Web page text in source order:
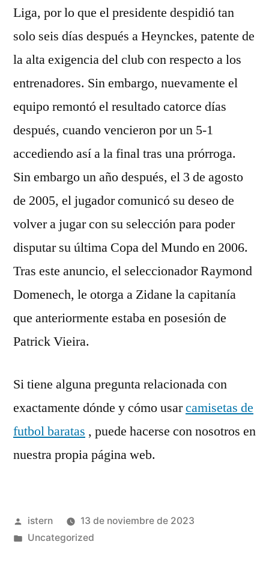
Liga, por lo que el presidente despidió tan
solo seis días después a Heynckes, patente de
la alta exigencia del club con respecto a los
entrenadores. Sin embargo, nuevamente el
equipo remontó el resultado catorce días
después, cuando vencieron por un 5-1
accediendo así a la final tras una prórroga.
Sin embargo un año después, el 3 de agosto
de 2005, el jugador comunicó su deseo de
volver a jugar con su selección para poder
disputar su última Copa del Mundo en 2006.
Tras este anuncio, el seleccionador Raymond
Domenech, le otorga a Zidane la capitanía
que anteriormente estaba en posesión de
Patrick Vieira.
Si tiene alguna pregunta relacionada con
exactamente dónde y cómo usarcamisetas de
futbol baratas , puede hacerse con nosotros en
nuestra propia página web.
Publicado
por
istern
13 de noviembre de 2023
Publicado
Uncategorized